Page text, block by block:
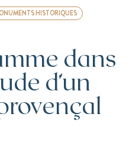
HISTORIQUES
dans
d’un